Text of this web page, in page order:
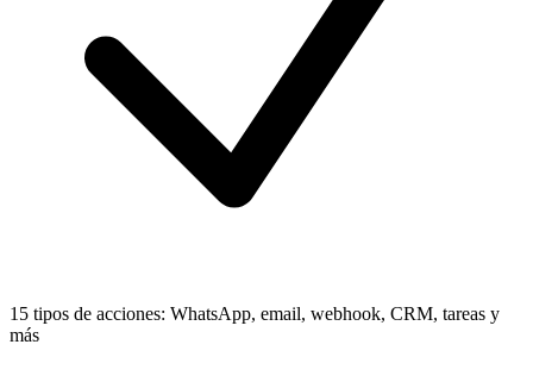
15 tipos de acciones: WhatsApp, email, webhook, CRM, tareas y
más